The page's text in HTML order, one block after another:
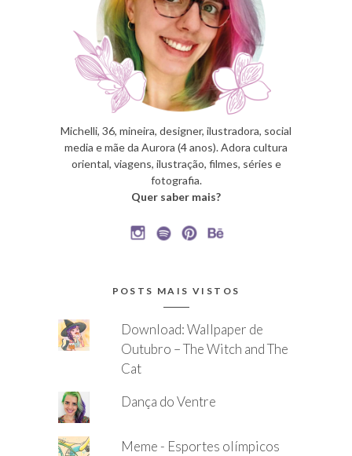
Michelli, 36, mineira, designer, ilustradora, social
media e mãe da Aurora (4 anos). Adora cultura
oriental, viagens, ilustração, filmes, séries e
fotografia.
Quer saber mais?
POSTS MAIS VISTOS
Download: Wallpaper de
Outubro – The Witch and The
Cat
Dança do Ventre
Meme - Esportes olímpicos